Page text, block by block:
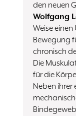
den neuen
Wolfgang
Weise
Bewegung
chronisch
Die
für die
Neben ihrer